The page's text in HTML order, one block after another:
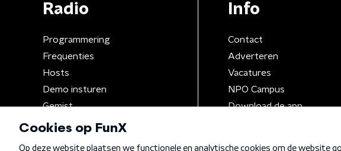
Radio
Programmering
Frequenties
Hosts
Demo insturen
Gemist
Info
Contact
Adverteren
Vacatures
NPO Campus
Download de app